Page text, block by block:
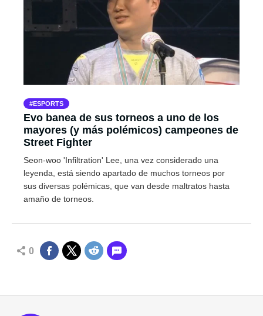
ESPORTS
Evo banea de sus torneos a uno de los
mayores (y más polémicos) campeones de
Street Fighter
Seon-woo 'Infiltration' Lee, una vez considerado una
leyenda, está siendo apartado de muchos torneos por
sus diversas polémicas, que van desde maltratos hasta
amaño de torneos.
0